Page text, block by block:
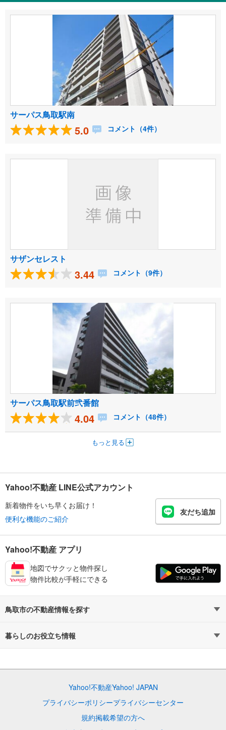
サーパス鳥取駅南
5.0 コメント（4件）
サザンセレスト
3.44 コメント（9件）
サーパス鳥取駅前弐番館
4.04 コメント（48件）
もっと見る
Yahoo!不動産 LINE公式アカウント
新着物件をいち早くお届け！
便利な機能のご紹介
友だち追加
Yahoo!不動産 アプリ
地図でサクッと物件探し
物件比較が手軽にできる
鳥取市の不動産情報を探す
不動産・住宅
中古一戸建て
土地
暮らしのお役立ち情報
Yahoo!不動産Yahoo! JAPAN
プライバシーポリシープライバシーセンター
規約掲載希望の方へ